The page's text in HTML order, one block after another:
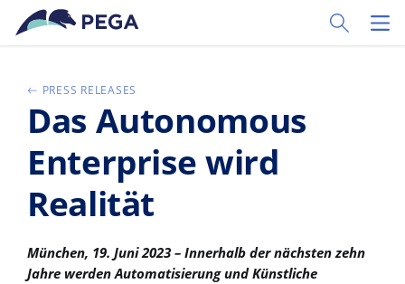
Zum Hauptinhalt wechseln
Toggle
PRESS RELEASES
Das Autonomous
Enterprise wird
Realität
München, 19. Juni 2023 – Innerhalb der nächsten zehn
Jahre werden Automatisierung und Künstliche